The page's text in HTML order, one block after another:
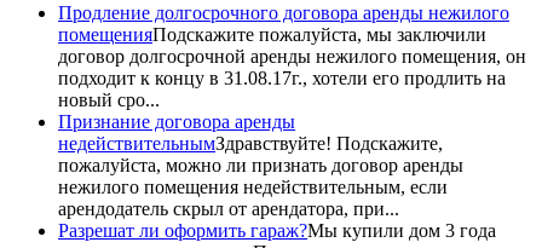
Продление долгосрочного договора аренды нежилого
помещенияПодскажите пожалуйста, мы заключили
договор долгосрочной аренды нежилого помещения, он
подходит к концу в 31.08.17г., хотели его продлить на
новый сро...
Признание договора аренды
недействительнымЗдравствуйте! Подскажите,
пожалуйста, можно ли признать договор аренды
нежилого помещения недействительным, если
арендодатель скрыл от арендатора, при...
Разрешат ли оформить гараж?Мы купили дом 3 года